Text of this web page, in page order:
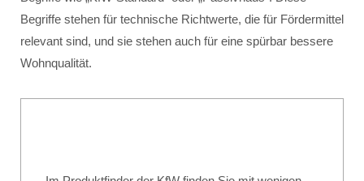
Begriffe stehen für technische Richtwerte, die für Fördermittel
relevant sind, und sie stehen auch für eine spürbar bessere
Wohnqualität.